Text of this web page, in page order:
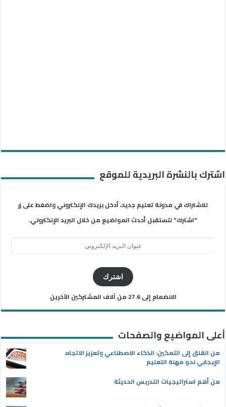
اشترك بالنشرة البريدية للموقع
للاشتراك في مدونة تعليم جديد، أدخل بريدك الإلكتروني واضغط على زر
"اشترك" لتستقبل أحدث المواضيع من خلال البريد الإلكتروني.
اشترك
الانضمام إلى 27.6 من آلاف المشتركين الآخرين
أعلى المواضيع والصفحات
من القلق إلى التمكين: الذكاء الاصطناعي وتعزيز الاتجاه
الإيجابي نحو مهنة التعليم
من أهم استراتيجيات التدريس الحديثة